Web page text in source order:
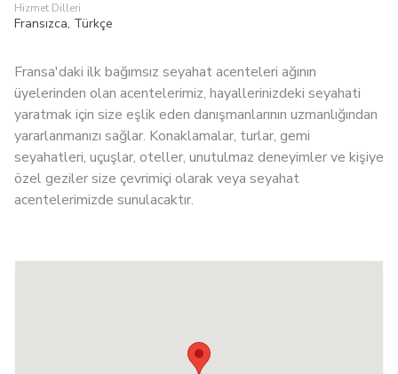
Hizmet Dilleri
Fransızca, Türkçe
Fransa'daki ilk bağımsız seyahat acenteleri ağının
üyelerinden olan acentelerimiz, hayallerinizdeki seyahati
yaratmak için size eşlik eden danışmanlarının uzmanlığından
yararlanmanızı sağlar. Konaklamalar, turlar, gemi
seyahatleri, uçuşlar, oteller, unutulmaz deneyimler ve kişiye
özel geziler size çevrimiçi olarak veya seyahat
acentelerimizde sunulacaktır.